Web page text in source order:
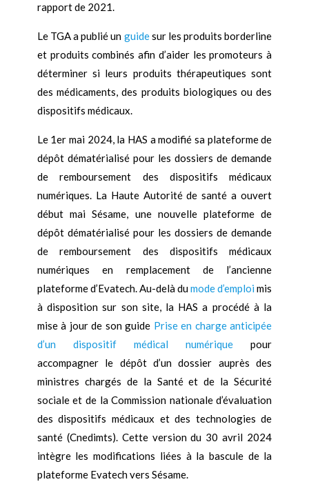
rapport de 2021.
Le TGA a publié un guidesur les produits borderline
et produits combinés afin d’aider les promoteurs à
déterminer si leurs produits thérapeutiques sont
des médicaments, des produits biologiques ou des
dispositifs médicaux.
Le 1er mai 2024, la HAS a modifié sa plateforme de
dépôt dématérialisé pour les dossiers de demande
de remboursement des dispositifs médicaux
numériques. La Haute Autorité de santé a ouvert
début mai Sésame, une nouvelle plateforme de
dépôt dématérialisé pour les dossiers de demande
de remboursement des dispositifs médicaux
numériques en remplacement de l’ancienne
plateforme d’Evatech. Au-delà dumode d’emploi mis
à disposition sur son site, la HAS a procédé à la
mise à jour de son guide Prise en charge anticipée
d’un dispositif médical numérique pour
accompagner le dépôt d’un dossier auprès des
ministres chargés de la Santé et de la Sécurité
sociale et de la Commission nationale d’évaluation
des dispositifs médicaux et des technologies de
santé (Cnedimts). Cette version du 30 avril 2024
intègre les modifications liées à la bascule de la
plateforme Evatech vers Sésame.